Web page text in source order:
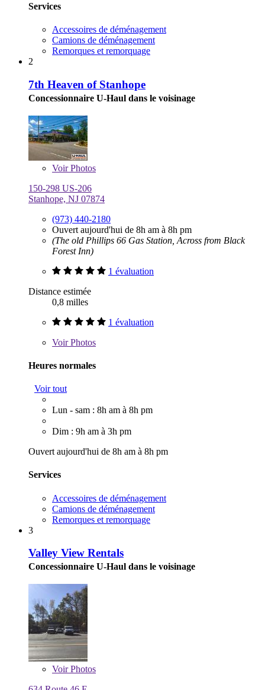
Services
Accessoires de déménagement
Camions de déménagement
Remorques et remorquage
2
7th Heaven of Stanhope
Concessionnaire U-Haul dans le voisinage
VoirPhotos
150-298 US-206
Stanhope, NJ 07874
(973) 440-2180
Ouvert aujourd'hui de 8h am à 8h pm
(The old Phillips 66 Gas Station, Across from Black
Forest Inn)
1 évaluation
Distance estimée
0,8 milles
1 évaluation
VoirPhotos
Heures normales
Voir tout
Lun - sam : 8h am à 8h pm
Dim : 9h am à 3h pm
Ouvert aujourd'hui de 8h am à 8h pm
Services
Accessoires de déménagement
Camions de déménagement
Remorques et remorquage
3
Valley View Rentals
Concessionnaire U-Haul dans le voisinage
VoirPhotos